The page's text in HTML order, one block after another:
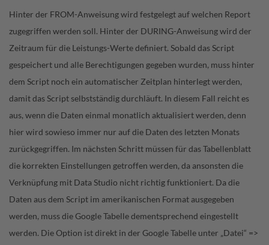
Hinter der FROM-Anweisung wird festgelegt auf welchen Report
zugegriffen werden soll. Hinter der DURING-Anweisung wird der
Zeitraum für die Leistungs-Werte definiert. Sobald das Script
gespeichert und alle Berechtigungen gegeben wurden, muss hinter
dem Script noch ein automatischer Zeitplan hinterlegt werden,
damit das Script selbstständig durchläuft. In diesem Fall reicht es
aus, wenn die Daten einmal monatlich aktualisiert werden, denn
hier wird sowieso immer nur auf die Daten des letzten Monats
zurückgegriffen. Im nächsten Schritt müssen für das Tabellenblatt
die korrekten Einstellungen getroffen werden, da ansonsten die
Verknüpfung mit Data Studio nicht richtig funktioniert. Da die
Daten aus dem Script im amerikanischen Format ausgegeben
werden, muss die Google Tabelle dementsprechend eingestellt
werden. Die Option ist direkt in der Google Tabelle unter „Datei“ =>